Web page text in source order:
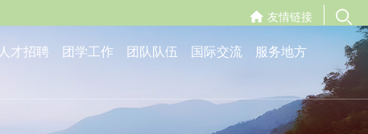
友情链接
人才招聘 团学工作 团队队伍 国际交流
服务地方